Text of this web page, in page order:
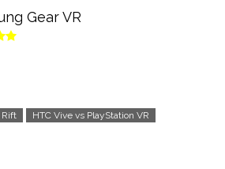
Gear VR
Rift HTC Vive vs PlayStation VR